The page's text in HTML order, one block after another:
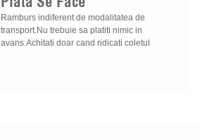
Ramburs indiferent de modalitatea de
transport.Nu trebuie sa platiti nimic in
avans.Achitati doar cand ridicati coletul